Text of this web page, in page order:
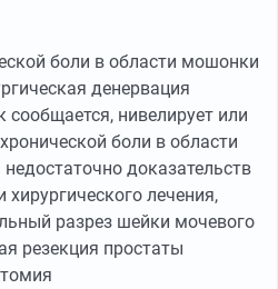
боли в области мошонки
денервация
сообщается, нивелирует или
боли в области
доказательств
лечения,
разрез шейки мочевого
резекция простаты